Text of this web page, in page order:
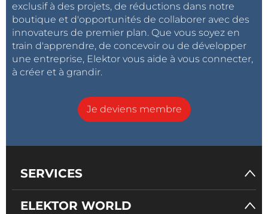
exclusif à des projets, de réductions dans notre
boutique et d'opportunités de collaborer avec des
innovateurs de premier plan. Que vous soyez en
train d'apprendre, de concevoir ou de développer
une entreprise, Elektor vous aide à vous connecter,
à créer et à grandir.
Je deviens membre
SERVICES
ELEKTOR WORLD